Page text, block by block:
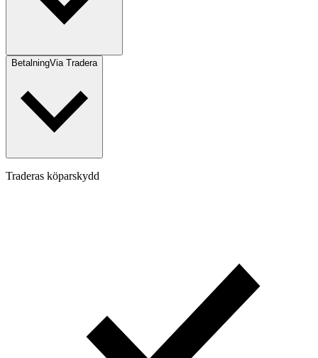
BetalningVia Tradera
Traderas köparskydd